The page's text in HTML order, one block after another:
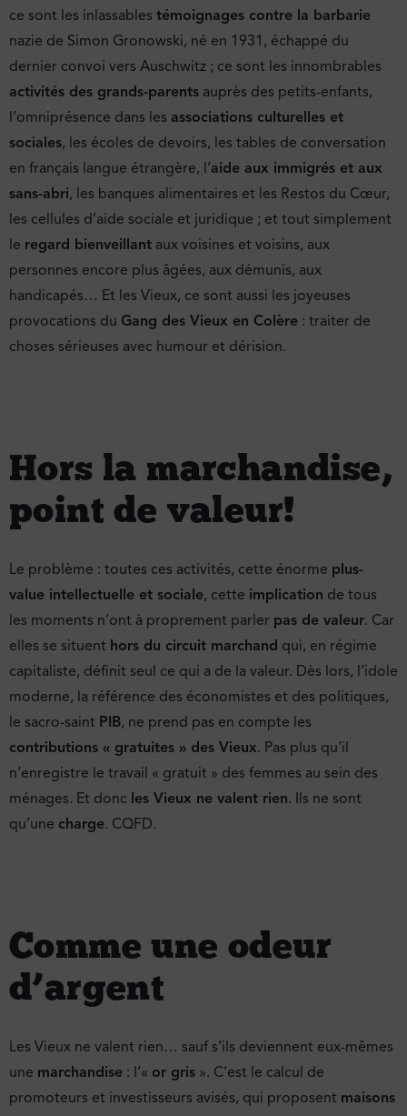
ce sont les inlassables témoignages contre la barbarie
nazie de Simon Gronowski, né en 1931, échappé du
dernier convoi vers Auschwitz ; ce sont les innombrables
activités des grands-parents auprès des petits-enfants,
l’omniprésence dans les associations culturelles et
sociales, les écoles de devoirs, les tables de conversation
en français langue étrangère, l’aide aux immigrés et aux
sans-abri, les banques alimentaires et les Restos du Cœur,
les cellules d’aide sociale et juridique ; et tout simplement
le regard bienveillant aux voisines et voisins, aux
personnes encore plus âgées, aux démunis, aux
handicapés… Et les Vieux, ce sont aussi les joyeuses
provocations du Gang des Vieux en Colère : traiter de
choses sérieuses avec humour et dérision.
Hors la marchandise,
point de valeur !
Le problème : toutes ces activités, cette énorme plus-
value intellectuelle et sociale, cette implication de tous
les moments n’ont à proprement parler pas de valeur. Car
elles se situent hors du circuit marchand qui, en régime
capitaliste, définit seul ce qui a de la valeur. Dès lors, l’idole
moderne, la référence des économistes et des politiques,
le sacro-saint PIB, ne prend pas en compte les
contributions « gratuites » des Vieux. Pas plus qu’il
n’enregistre le travail « gratuit » des femmes au sein des
ménages. Et donc les Vieux ne valent rien. Ils ne sont
qu’une charge. CQFD.
Comme une odeur
d’argent
Les Vieux ne valent rien… sauf s’ils deviennent eux-mêmes
une marchandise : l’« or gris ». C’est le calcul de
promoteurs et investisseurs avisés, qui proposent maisons